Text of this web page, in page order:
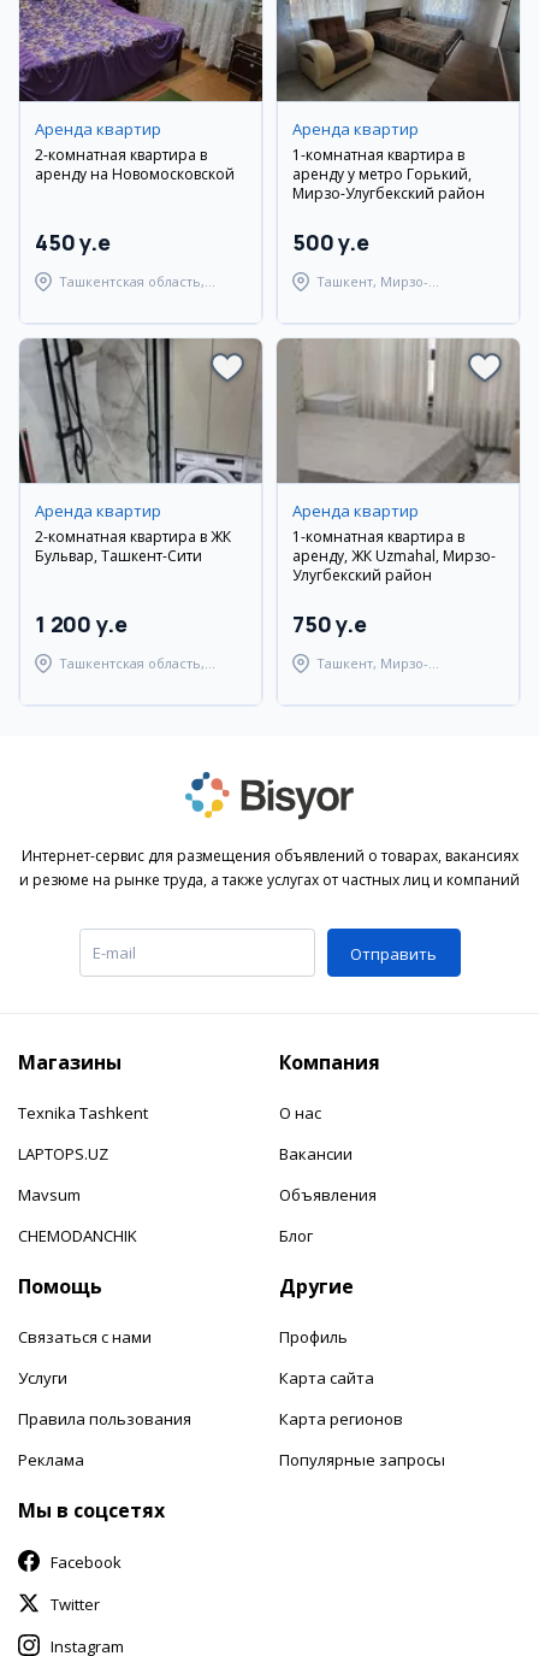
Аренда квартир
2-комнатная квартира в
аренду на Новомосковской
450 y.e
Ташкентская область,
Аренда квартир
1-комнатная квартира в
аренду у метро Горький,
Мирзо-Улугбекский район
500 y.e
Ташкент, Мирзо-
Аренда квартир
2-комнатная квартира в ЖК
Бульвар, Ташкент-Сити
1 200 y.e
Ташкентская область,
Аренда квартир
1-комнатная квартира в
аренду, ЖК Uzmahal, Мирзо-
Улугбекский район
750 y.e
Ташкент, Мирзо-
Интернет-сервис для размещения объявлений о товарах, вакансиях
и резюме на рынке труда, а также услугах от частных лиц и компаний
Отправить
Магазины
Texnika Tashkent
LAPTOPS.UZ
Mavsum
CHEMODANCHIK
Компания
О нас
Вакансии
Объявления
Блог
Помощь
Связаться с нами
Услуги
Правила пользования
Реклама
Другие
Профиль
Карта сайта
Карта регионов
Популярные запросы
Мы в соцсетях
Facebook
Twitter
Instagram